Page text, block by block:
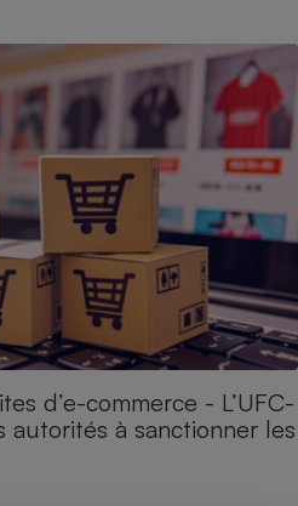
d’e-commerce - L’UFC-
autorités à sanctionner les